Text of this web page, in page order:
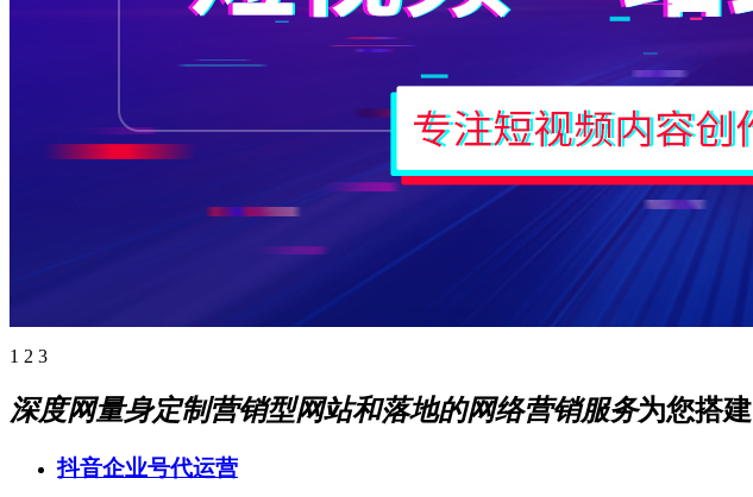
1 2 3
深度网量身定制营销型网站和落地的网络营销服务为您搭建
抖音企业号代运营